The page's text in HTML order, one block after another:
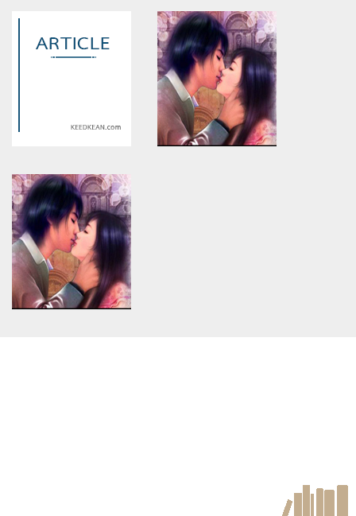
assumed 'article_topic' (this
will throw an Error in a future
/home/keedkean/domains/keedkean.com/public_html/include/article/
Warning: Use of undefined
constant article_topic -
assumed 'article_topic' (this
will throw an Error in a future
version of PHP) in
/home/keedkean/domains/
on line534
Jiliphi: Your Passport to
Endless Fun-tasy Worlds
Warning: Use of undefined
constant article_topic -
assumed 'article_topic' (this
will throw an Error in a future
version of PHP) in
/home/keedkean/domains/keedkean.com/public_html/include/article/
on line534
PH11: Where Fun and
Creativity Shake Hands